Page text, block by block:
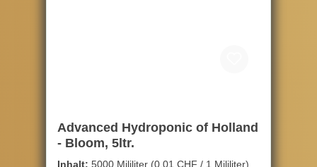
Advanced Hydroponic of Holland
- Bloom, 5ltr.
Inhalt: 5000 Mililiter (0,01 CHF / 1 Mililiter)